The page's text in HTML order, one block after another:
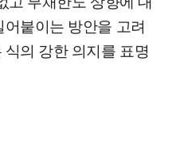
붙이는 방안을 고려
의 강한 의지를 표명